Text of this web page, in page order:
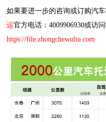
如果要进一步的咨询或订购汽
运官方电话：4009906930或访
https://file.zhongchewuliu.com